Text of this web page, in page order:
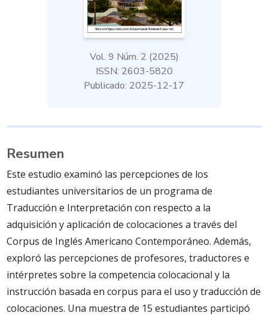
Vol. 9 Núm. 2 (2025)
ISSN: 2603-5820
Publicado: 2025-12-17
Resumen
Este estudio examinó las percepciones de los
estudiantes universitarios de un programa de
Traducción e Interpretación con respecto a la
adquisición y aplicación de colocaciones a través del
Corpus de Inglés Americano Contemporáneo. Además,
exploró las percepciones de profesores, traductores e
intérpretes sobre la competencia colocacional y la
instrucción basada en corpus para el uso y traducción de
colocaciones. Una muestra de 15 estudiantes participó